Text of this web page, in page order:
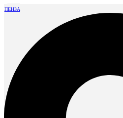
ПЕНЗА